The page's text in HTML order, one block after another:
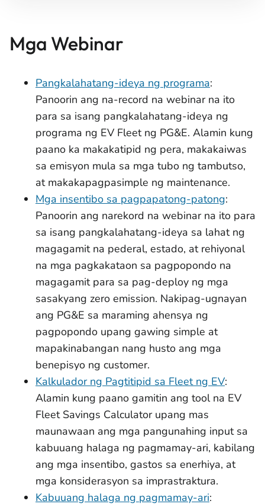
Mga Webinar
Pangkalahatang-ideya ng programa:
Panoorin ang na-record na webinar na ito
para sa isang pangkalahatang-ideya ng
programa ng EV Fleet ng PG&E. Alamin kung
paano ka makakatipid ng pera, makakaiwas
sa emisyon mula sa mga tubo ng tambutso,
at makakapagpasimple ng maintenance.
Mga insentibo sa pagpapatong-patong:
Panoorin ang narekord na webinar na ito para
sa isang pangkalahatang-ideya sa lahat ng
magagamit na pederal, estado, at rehiyonal
na mga pagkakataon sa pagpopondo na
magagamit para sa pag-deploy ng mga
sasakyang zero emission. Nakipag-ugnayan
ang PG&E sa maraming ahensya ng
pagpopondo upang gawing simple at
mapakinabangan nang husto ang mga
benepisyo ng customer.
Kalkulador ng Pagtitipid sa Fleet ng EV:
Alamin kung paano gamitin ang tool na EV
Fleet Savings Calculator upang mas
maunawaan ang mga pangunahing input sa
kabuuang halaga ng pagmamay-ari, kabilang
ang mga insentibo, gastos sa enerhiya, at
mga konsiderasyon sa imprastraktura.
Kabuuang halaga ng pagmamay-ari: